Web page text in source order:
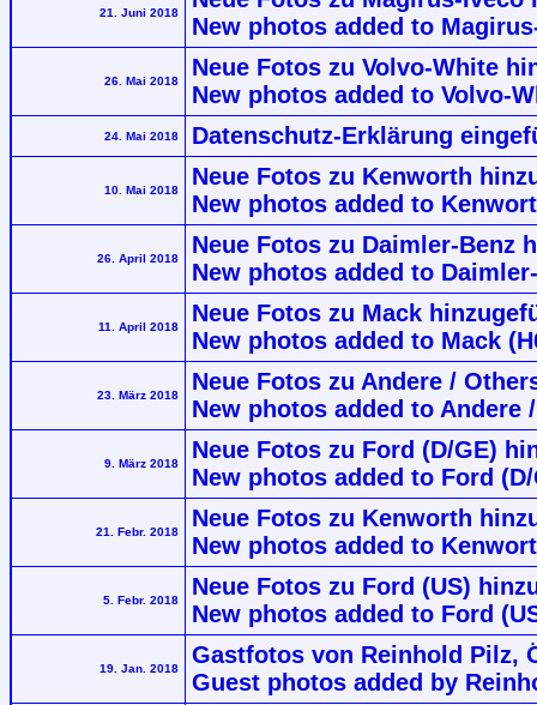
21. Juni 2018
New photos added to
26. Mai 2018
Neue Fotos zu Volvo-White
New photos added to Volvo-
24. Mai 2018 Datenschutz-Erklärung
10. Mai 2018
Neue Fotos zu Kenworth
New photos added to
26. April 2018
Neue Fotos zu Daimler-Benz
New photos added to
11. April 2018
Neue Fotos zu Mack
New photos added to Mack
23. März 2018
Neue Fotos zu Andere /
New photos added to Andere
9. März 2018
Neue Fotos zu Ford (D/GE)
New photos added to Ford (D/
21. Febr. 2018
Neue Fotos zu Kenworth
New photos added to
5. Febr. 2018
Neue Fotos zu Ford (US)
New photos added to Ford
19. Jan. 2018
Gastfotos von Reinhold Pilz,
Guest photos added by